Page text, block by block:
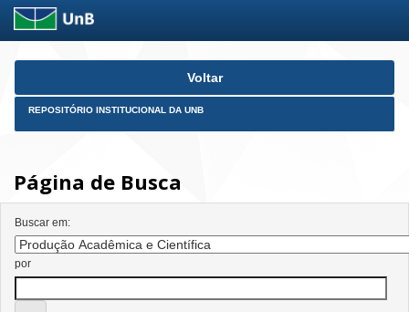
Skip
Voltar
REPOSITÓRIO INSTITUCIONAL DA UNB
Página de Busca
Buscar em:
por